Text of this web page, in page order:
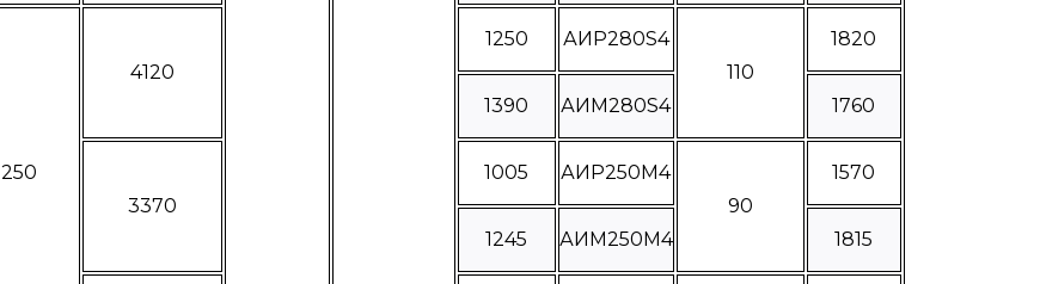
250
4120
1250
АИР280S4
110
1820
1390 АИМ280S4 1760
3370
1005
АИР250М4
90
1570
1245 АИМ250М4 1815